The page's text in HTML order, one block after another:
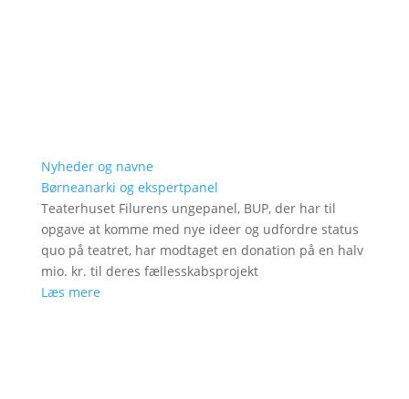
Nyheder og navne
Børneanarki og ekspertpanel
Teaterhuset Filurens ungepanel, BUP, der har til
opgave at komme med nye ideer og udfordre status
quo på teatret, har modtaget en donation på en halv
mio. kr. til deres fællesskabsprojekt
Læs mere